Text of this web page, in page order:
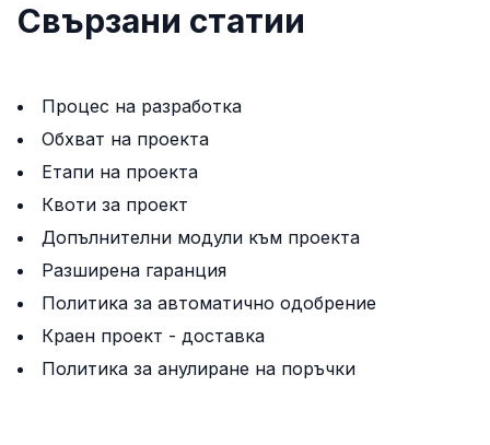
Свързани статии
Процес на разработка
Обхват на проекта
Етапи на проекта
Квоти за проект
Допълнителни модули към проектa
Разширена гаранция
Политика за автоматично одобрение
Краен проект - доставка
Политика за анулиране на поръчки